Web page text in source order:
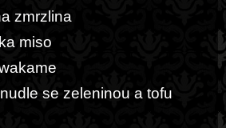
zmrzlina
miso
se zeleninou a tofu